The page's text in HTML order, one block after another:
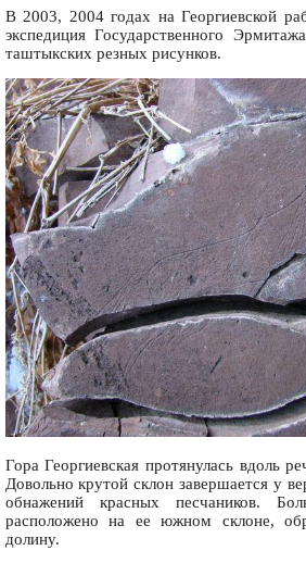
В 2003, 2004 годах на Георгиевской
экспедиция Государственного
таштыкских резных рисунков.
Гора Георгиевская протянулась вдоль
Довольно крутой склон завершается у
обнажений красных песчаников.
расположено на ее южном склоне,
долину.